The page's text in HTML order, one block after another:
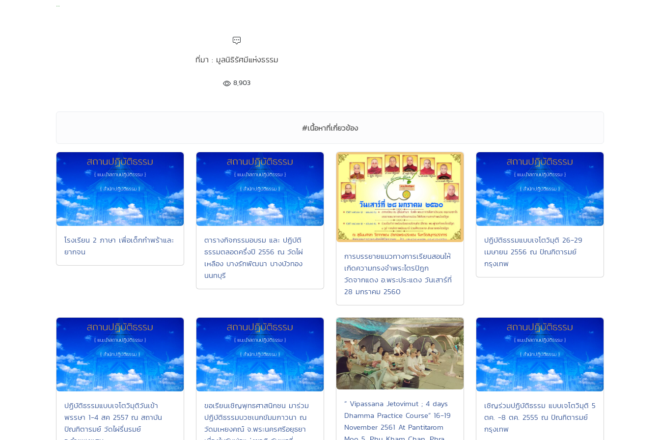
..
ที่มา : มูลนิธิรัศมีแห่งธรรม
8,903
#เนื้อหาที่เกี่ยวข้อง
โรงเรียน 2 ภาษา เพื่อเด็กกำพร้าและ
ยากจน
ตารางกิจกรรมอบรม และ ปฏิบัติ
ธรรมตลอดครึ่งปี 2556 ณ วัดไผ่
เหลือง บางรักพัฒนา บางบัวทอง
นนทบุรี
การบรรยายแนวทางการเรียนสอนให้
เกิดความทรงจำพระไตรปิฎก
วัดจากแดง อ.พระประแดง วันเสาร์ที่
28 มกราคม 2560
ปฏิบัติธรรมแบบเจโตวิมุติ 26-29
เมษายน 2556 ณ ปัณฑิตารมย์
กรุงเทพ
ปฏิบัติธรรมแบบเจโตวิมุติวันเข้า
พรรษา 1-4 สค 2557 ณ สถาบัน
ปัณฑิตารมย์ วัดไผ่รื่นรมย์
ขอเรียนเชิญพุทธศาสนิกชน มาร่วม
ปฏิบัติธรรมบวชเนกขัมมภาวนา ณ
วัดมเหยงคณ์ จ.พระนครศรีอยุธยา
“ Vipassana Jetovimut ; 4 days
Dhamma Practice Course” 16-19
November 2561 At Pantitarom
เชิญร่วมปฏิบัติธรรม แบบเจโตวิมุติ 5
ตค. -8 ตค. 2555 ณ ปัณฑิตารมย์
กรุงเทพ